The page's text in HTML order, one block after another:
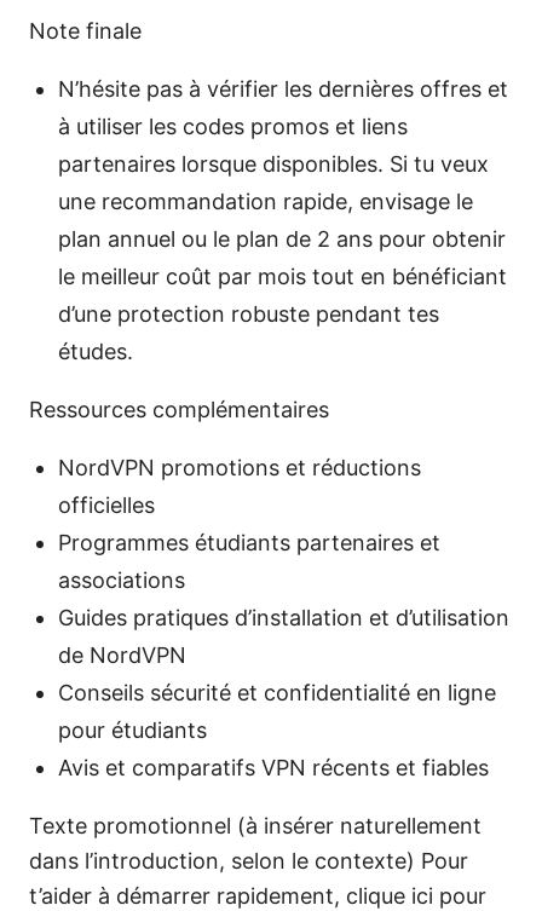
Note finale
N’hésite pas à vérifier les dernières offres et
à utiliser les codes promos et liens
partenaires lorsque disponibles. Si tu veux
une recommandation rapide, envisage le
plan annuel ou le plan de 2 ans pour obtenir
le meilleur coût par mois tout en bénéficiant
d’une protection robuste pendant tes
études.
Ressources complémentaires
NordVPN promotions et réductions
officielles
Programmes étudiants partenaires et
associations
Guides pratiques d’installation et d’utilisation
de NordVPN
Conseils sécurité et confidentialité en ligne
pour étudiants
Avis et comparatifs VPN récents et fiables
Texte promotionnel (à insérer naturellement
dans l’introduction, selon le contexte) Pour
t’aider à démarrer rapidement, clique ici pour